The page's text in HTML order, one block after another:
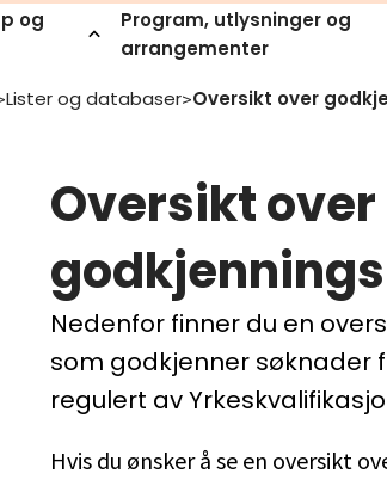
og
Program, utlysninger og
arrangementer
Lister og databaser>
Oversikt over
Nedenfor finner du en
som godkjenner søknader
regulert av
Hvis du ønsker å se en oversikt